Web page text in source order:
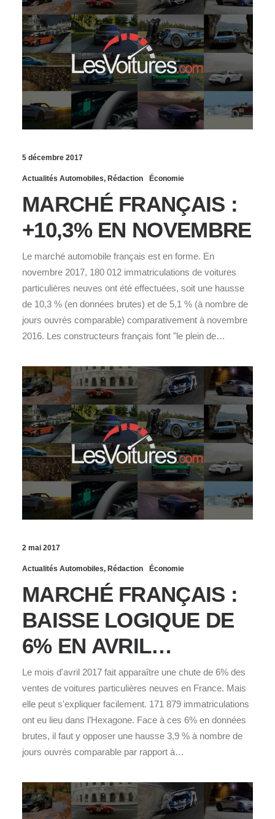
5 décembre 2017
Actualités Automobiles, Rédaction Économie
MARCHÉ FRANÇAIS :
+10,3% EN NOVEMBRE
Le marché automobile français est en forme. En
novembre 2017, 180 012 immatriculations de voitures
particulières neuves ont été effectuées, soit une hausse
de 10,3 % (en données brutes) et de 5,1 % (à nombre de
jours ouvrés comparable) comparativement à novembre
2016. Les constructeurs français font "le plein de…
2 mai 2017
Actualités Automobiles, Rédaction Économie
MARCHÉ FRANÇAIS :
BAISSE LOGIQUE DE
6% EN AVRIL…
Le mois d'avril 2017 fait apparaître une chute de 6% des
ventes de voitures particulières neuves en France. Mais
elle peut s'expliquer facilement. 171 879 immatriculations
ont eu lieu dans l’Hexagone. Face à ces 6% en données
brutes, il faut y opposer une hausse 3,9 % à nombre de
jours ouvrés comparable par rapport à…